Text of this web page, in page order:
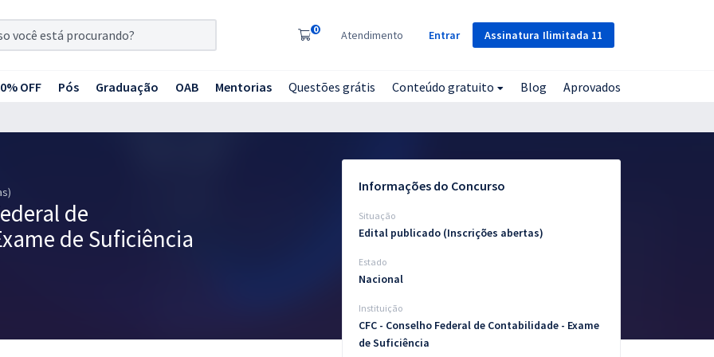
Assinatura Ilimitada 11
0 Atendimento Entrar
OFF Pós Graduação OAB Mentorias Questões grátis Conteúdo gratuito Blog Aprovados
de
de Suficiência
Informações do Concurso
Situação
Edital publicado (Inscrições abertas)
Estado
Nacional
Instituição
CFC - Conselho Federal de Contabilidade - Exame
de Suficiência